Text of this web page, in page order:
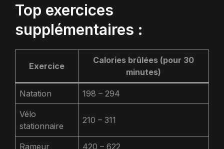
Top exercices
supplémentaires :
Exercice
Calories brûlées (pour 30
minutes)
Natation 198 – 294
Vélo
stationnaire
210 – 311
Rameur 420 – 622